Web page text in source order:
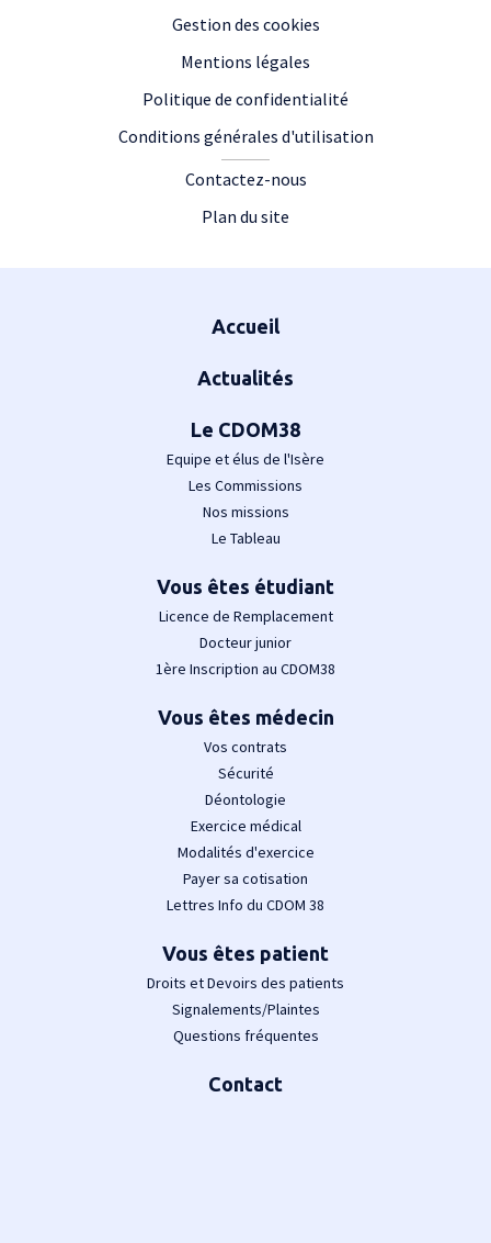
Gestion des cookies
Mentions légales
Politique de confidentialité
Conditions générales d'utilisation
Contactez-nous
Plan du site
Accueil
Actualités
Le CDOM38
Equipe et élus de l'Isère
Les Commissions
Nos missions
Le Tableau
Vous êtes étudiant
Licence de Remplacement
Docteur junior
1ère Inscription au CDOM38
Vous êtes médecin
Vos contrats
Sécurité
Déontologie
Exercice médical
Modalités d'exercice
Payer sa cotisation
Lettres Info du CDOM 38
Vous êtes patient
Droits et Devoirs des patients
Signalements/Plaintes
Questions fréquentes
Contact